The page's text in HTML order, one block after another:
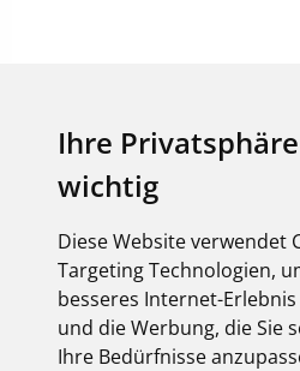
Ihre
wichtig
Diese Website verwendet
Targeting Technologien,
besseres Internet-
und die Werbung, die Sie
Ihre Bedürfnisse